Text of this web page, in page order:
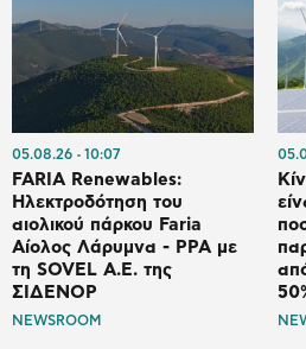
05.08.26 10:07
FARIA Renewables:
Ηλεκτροδότηση του
αιολικού πάρκου Faria
Αίολος Λάρυμνα - PPA με
τη SOVEL Α.Ε. της
ΣΙΔΕΝΟΡ
NEWSROOM